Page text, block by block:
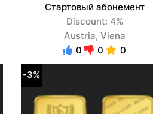
Стартовый абонемент
Discount: 4%
Austria, Viena
0
0 0
-3%